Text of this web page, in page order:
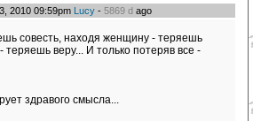
2010 09:59pm Lucy - 5869 d ago
совесть, находя женщину - теряешь
теряешь веру... И только потеряв все -
здравого смысла...